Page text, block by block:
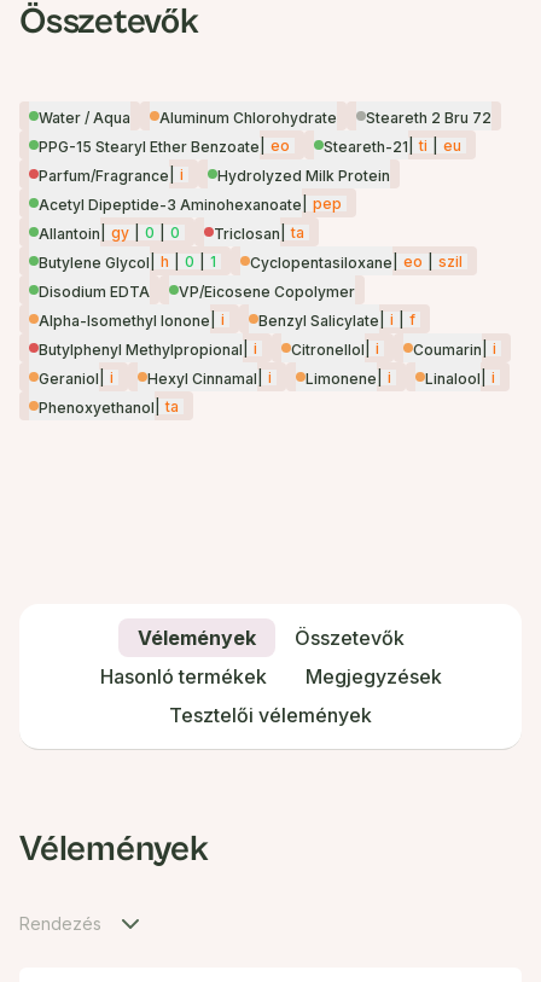
Összetevők
Water / Aqua Aluminum Chlorohydrate
Steareth 2 Bru 72
PPG-15 Stearyl Ether Benzoate
eo Steareth-21 ti
eu
Parfum/Fragrance
i
Hydrolyzed Milk Protein
Acetyl Dipeptide-3 Aminohexanoate
pep
Allantoin
gy 0 0 Triclosan
ta
Butylene Glycol
h 0 1 Cyclopentasiloxane eo
szil
Disodium EDTA
VP/Eicosene Copolymer
Alpha-Isomethyl Ionone
i Benzyl Salicylate i
f
Butylphenyl Methylpropional
i Citronellol i Coumarin
i
Geraniol
i Hexyl Cinnamal i Limonene i Linalool
i
Phenoxyethanol
ta
Vélemények
Összetevők
Hasonló termékek
Megjegyzések
Tesztelői vélemények
Vélemények
Rendezés